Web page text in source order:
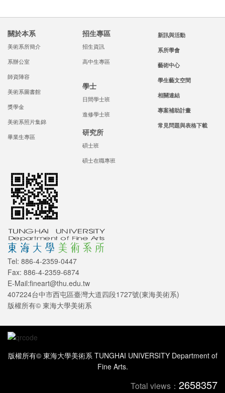
關於本系
美術系所簡介
系辦公室
師資陣容
美術系圖書館
獎學金
美術系照片集錦
畢業生專區
招生專區
招生資訊
高中生專區
學士
日間學士班
進修學士班
研究所
碩士班
碩士在職專班
新訊與活動
系所學會
藝術中心
學生藝文空間
相關連結
專案補助計畫
常見問題與表格下載
Tel: 886-4-2359-0447
Fax: 886-4-2359-6874
E-Mail:fineart@thu.edu.tw
407224台中市西屯區臺灣大道四段1727號(東海美術系)
版權所有© 東海大學美術系
版權所有© 東海大學美術系 TUNGHAI UNIVERSITY Department of
Fine Arts.
Total views： 2658357